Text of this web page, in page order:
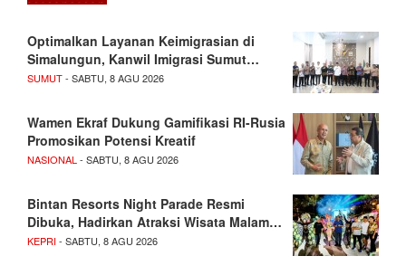
Optimalkan Layanan Keimigrasian di
Simalungun, Kanwil Imigrasi Sumut…
SUMUT- SABTU, 8 AGU 2026
Wamen Ekraf Dukung Gamifikasi RI-Rusia
Promosikan Potensi Kreatif
NASIONAL- SABTU, 8 AGU 2026
Bintan Resorts Night Parade Resmi
Dibuka, Hadirkan Atraksi Wisata Malam…
KEPRI- SABTU, 8 AGU 2026